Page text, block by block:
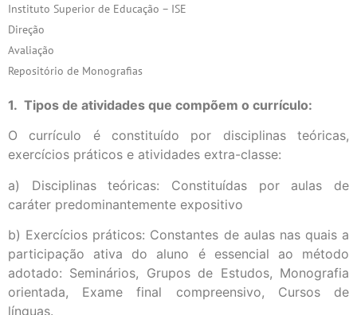
Instituto Superior de Educação – ISE
Direção
Avaliação
Repositório de Monografias
1. Tipos de atividades que compõem o currículo:
O currículo é constituído por disciplinas teóricas,
exercícios práticos e atividades extra-classe:
a) Disciplinas teóricas: Constituídas por aulas de
caráter predominantemente expositivo
b) Exercícios práticos: Constantes de aulas nas quais a
participação ativa do aluno é essencial ao método
adotado: Seminários, Grupos de Estudos, Monografia
orientada, Exame final compreensivo, Cursos de
línguas.